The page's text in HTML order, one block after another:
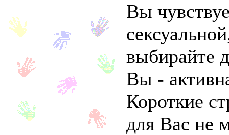
Вы
выбирайте
Вы -
Короткие
для Вас не